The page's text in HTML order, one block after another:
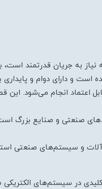
که نیاز به جریان قدرتمند
است و دارای دوام و
اعتماد انجام می‌شود.
صنعتی و صنایع بزرگ
و سیستم‌های صنعتی
کلیدی در سیستم‌های